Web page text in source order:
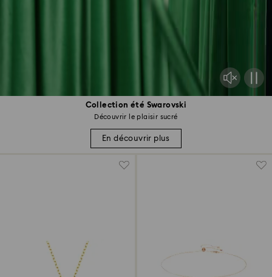
Collection été Swarovski
Découvrir le plaisir sucré
En découvrir plus